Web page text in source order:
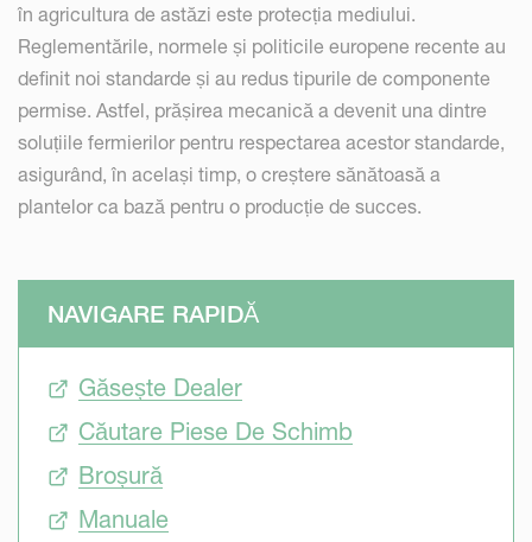
în agricultura de astăzi este protecția mediului.
Reglementările, normele și politicile europene recente au
definit noi standarde și au redus tipurile de componente
permise. Astfel, prășirea mecanică a devenit una dintre
soluțiile fermierilor pentru respectarea acestor standarde,
asigurând, în același timp, o creștere sănătoasă a
plantelor ca bază pentru o producție de succes.
NAVIGARE RAPIDĂ
Găsește Dealer
Căutare Piese De Schimb
Broșură
Manuale